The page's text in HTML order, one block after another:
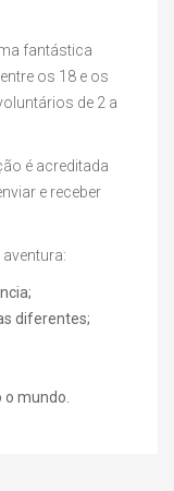
fantástica
os 18 e os
de 2 a
é acreditada
e receber
diferentes;
mundo.